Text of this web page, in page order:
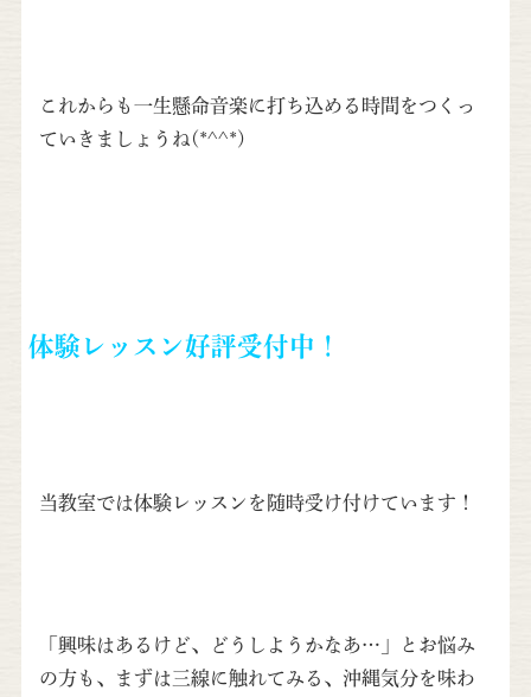
これからも一生懸命音楽に打ち込める時間をつくっ
ていきましょうね(*^^*)
体験レッスン好評受付中！
当教室では体験レッスンを随時受け付けています！
「興味はあるけど、どうしようかなあ…」とお悩み
の方も、まずは三線に触れてみる、沖縄気分を味わ